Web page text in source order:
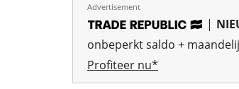
Advertisement
|
onbeperkt saldo +
Profiteer nu*